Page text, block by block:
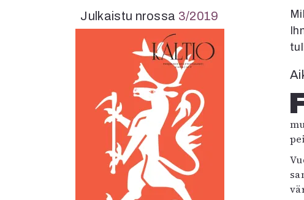
Firenzen Santa Maria Novellan fasadi
Julkaistu nrossa 3/2019